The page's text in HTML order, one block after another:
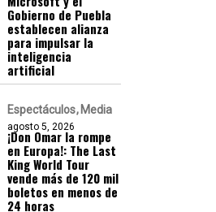
Gobierno de Puebla
establecen alianza
para impulsar la
inteligencia
artificial
Espectáculos Media
agosto 5, 2026
¡Don Omar la rompe
en Europa!: The Last
King World Tour
vende más de 120 mil
boletos en menos de
24 horas